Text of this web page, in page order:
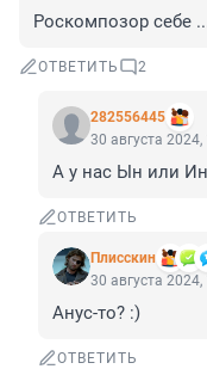
Роскомпозор себе
ОТВЕТИТЬ 2
282556445
30 августа 2024,
А у нас Ын или
ОТВЕТИТЬ
Плисскин
30 августа 2024,
Анус-то? :)
ОТВЕТИТЬ